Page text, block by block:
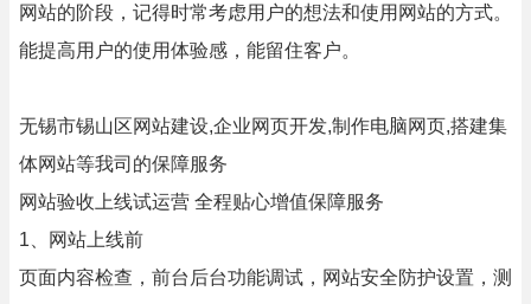
网站的阶段，记得时常考虑用户的想法和使用网站的方式。
能提高用户的使用体验感，能留住客户。
无锡市锡山区网站建设,企业网页开发,制作电脑网页,搭建集
体网站等我司的保障服务
网站验收上线试运营 全程贴心增值保障服务
1、网站上线前
页面内容检查，前台后台功能调试，网站安全防护设置，测